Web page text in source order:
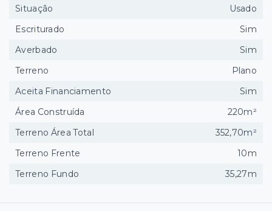
Situação
Usado
Escriturado
Sim
Averbado
Sim
Terreno
Plano
Aceita Financiamento
Sim
Área Construída
220m²
Terreno Área Total
352,70m²
Terreno Frente
10m
Terreno Fundo
35,27m